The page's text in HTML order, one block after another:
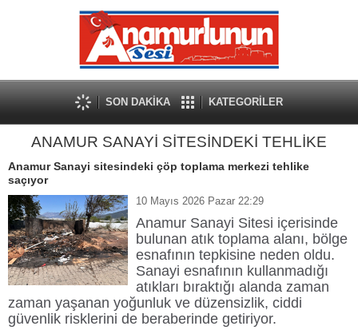
SON DAKİKA KATEGORİLER
ANAMUR SANAYİ SİTESİNDEKİ TEHLİKE
Anamur Sanayi sitesindeki çöp toplama merkezi tehlike
saçıyor
10 Mayıs 2026 Pazar 22:29
Anamur Sanayi Sitesi içerisinde
bulunan atık toplama alanı, bölge
esnafının tepkisine neden oldu.
Sanayi esnafının kullanmadığı
atıkları bıraktığı alanda zaman
zaman yaşanan yoğunluk ve düzensizlik, ciddi
güvenlik risklerini de beraberinde getiriyor.